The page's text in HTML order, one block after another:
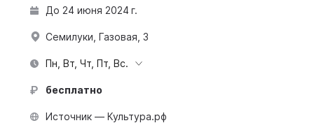
До 24 июня 2024 г.
Семилуки, Газовая, 3
Пн, Вт, Чт, Пт, Вс.
бесплатно
Источник — Культура.рф